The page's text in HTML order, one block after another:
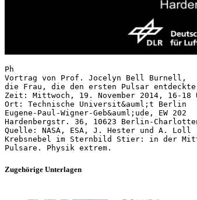
Ph
Vortrag von Prof. Jocelyn Bell Burnell,
die Frau, die den ersten Pulsar
Zeit: Mittwoch, 19. November 2014, 16-18
Ort: Technische Universit&auml;t Berlin
Eugene-Paul-Wigner-Geb&auml;ude, EW 202
Hardenbergstr. 36, 10623 Berlin-
Quelle: NASA, ESA, J. Hester und A.
Krebsnebel im Sternbild Stier: in der
Zugehörige Unterlagen